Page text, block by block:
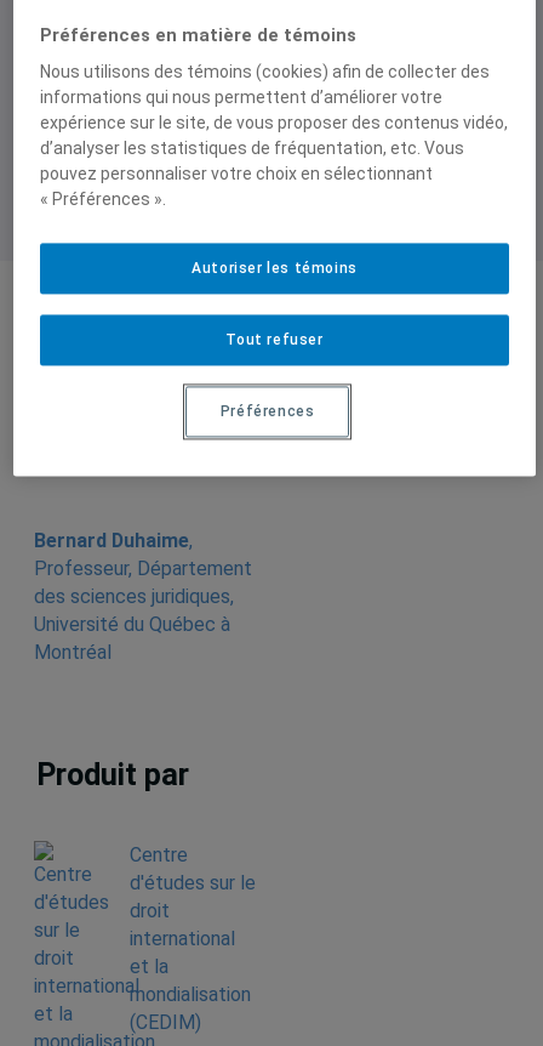
Auteurs-trices
Bernard Duhaime,
Professeur, Département
des sciences juridiques,
Université du Québec à
Montréal
Produit par
Centre
d'études sur le
droit
international
et la
mondialisation
(CEDIM)
Préférences en matière de témoins
Nous utilisons des témoins (cookies) afin de collecter des
informations qui nous permettent d’améliorer votre
expérience sur le site, de vous proposer des contenus vidéo,
d’analyser les statistiques de fréquentation, etc. Vous
pouvez personnaliser votre choix en sélectionnant
« Préférences ».
Tout refuser
Autoriser les témoins
Préférences